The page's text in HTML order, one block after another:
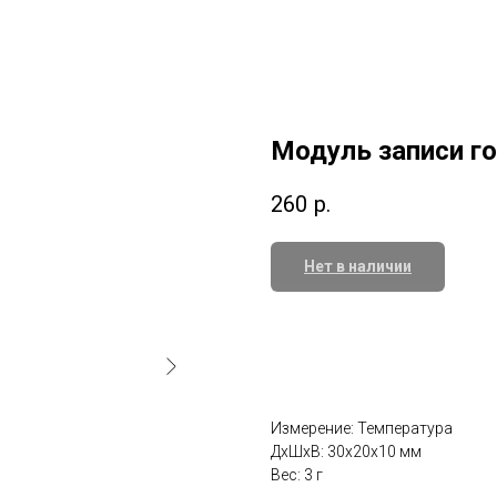
Модуль записи
260 р.
Нет в наличии
Измерение: Температура
ДxШxВ: 30x20x10 мм
Вес: 3 г